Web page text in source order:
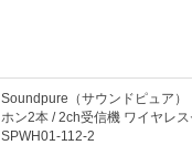
Soundpure（サウンドピュア
ホン2本 / 2ch受信機 ワイヤレ
SPWH01-112-2